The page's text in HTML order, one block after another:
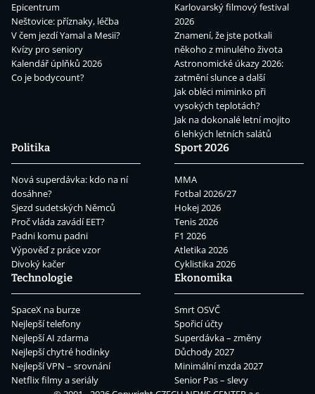
Epicentrum
Neštovice: příznaky, léčba
V čem jezdí Yamal a Mesii?
Kvízy pro seniory
Kalendář úplňků 2026
Co je bodycount?
Karlovarský filmový festival
2026
Znamení, že jste potkali
někoho z minulého života
Astronomické úkazy 2026:
zatmění slunce a další
Jak obléci miminko při
vysokých teplotách?
Jak na dokonalé letní mojito
6 lehkých letních salátů
Politika
Nová superdávka: kdo na ní
dosáhne?
Sjezd sudetských Němců
Proč vláda zavádí EET?
Padni komu padni
Výpověď z práce vzor
Divoký kačer
Sport 2026
MMA
Fotbal 2026/27
Hokej 2026
Tenis 2026
F1 2026
Atletika 2026
Cyklistika 2026
Technologie
SpaceX na burze
Nejlepší telefony
Nejlepší AI zdarma
Nejlepší chytré hodinky
Nejlepší VPN – srovnání
Netflix filmy a seriály
Ekonomika
Smrt OSVČ
Spořicí účty
Superdávka – změny
Důchody 2027
Minimální mzda 2027
Senior Pas – slevy